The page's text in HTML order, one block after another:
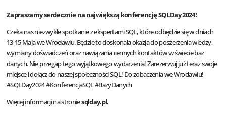
Zapraszamy serdecznie na największą konferencję SQLDay 2024!
Czeka nas niezwykłe spotkanie z ekspertami SQL, które odbędzie się w dniach
13-15 Maja we Wrocławiu. Będzie to doskonała okazja do poszerzenia wiedzy,
wymiany doświadczeń oraz nawiązania cennych kontaktów w świecie baz
danych. Nie przegap tego wyjątkowego wydarzenia! Zarezerwuj już teraz swoje
miejsce i dołącz do naszej społeczności SQL! Do zobaczenia we Wrocławiu!
#SQLDay2024 #KonferencjaSQL #BazyDanych
Więcej informacji na stroniesqlday.pl.